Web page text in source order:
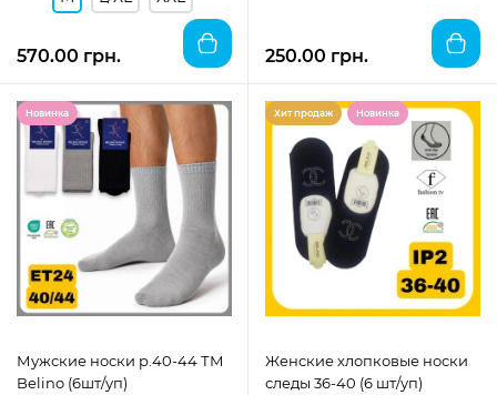
570.00 грн. 250.00 грн.
Новинка
Мужские носки р.40-44 ТМ
Belino (6шт/уп)
Хит продаж Новинка
Женские хлопковые носки
следы 36-40 (6 шт/уп)